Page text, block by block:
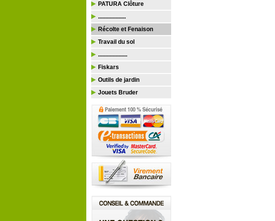
PATURA Clôture
...................
Récolte et Fenaison
Travail du sol
....................
Fiskars
Outils de jardin
Jouets Bruder